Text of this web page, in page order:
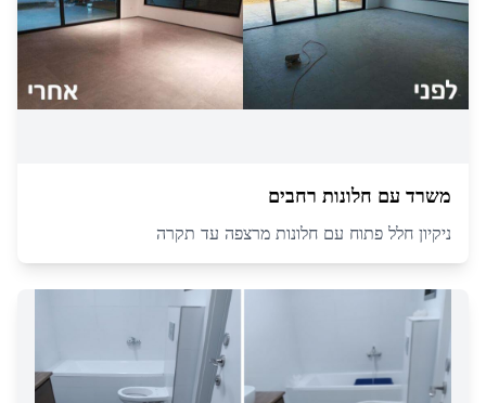
משרד עם חלונות רחבים
ניקיון חלל פתוח עם חלונות מרצפה עד תקרה